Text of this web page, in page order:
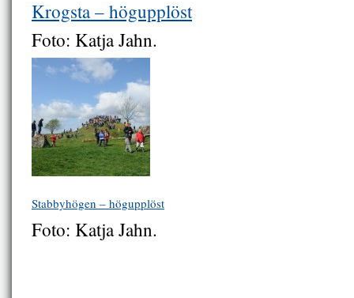
Krogsta – högupplöst
Foto: Katja Jahn.
Stabbyhögen – högupplöst
Foto: Katja Jahn.